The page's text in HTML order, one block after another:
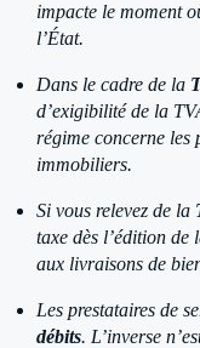
impacte le moment
l’État.
Dans le cadre de la
d’exigibilité de la
régime concerne les
immobiliers.
Si vous relevez de la
taxe dès l’édition de
aux livraisons de
Les prestataires de
débits. L’inverse